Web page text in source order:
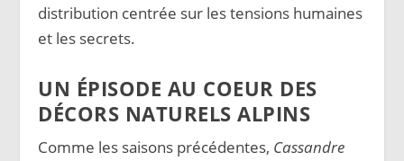
distribution centrée sur les tensions humaines
et les secrets.
UN ÉPISODE AU COEUR DES
DÉCORS NATURELS ALPINS
Comme les saisons précédentes, Cassandre